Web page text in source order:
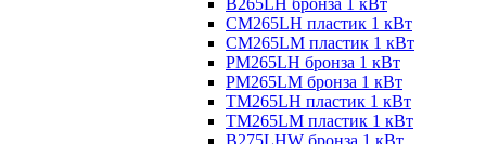
CM265LH пластик 1 кВт
CM265LM пластик 1 кВт
PM265LH бронза 1 кВт
PM265LM бронза 1 кВт
TM265LH пластик 1 кВт
TM265LM пластик 1 кВт
B275LHW бронза 1 кВт